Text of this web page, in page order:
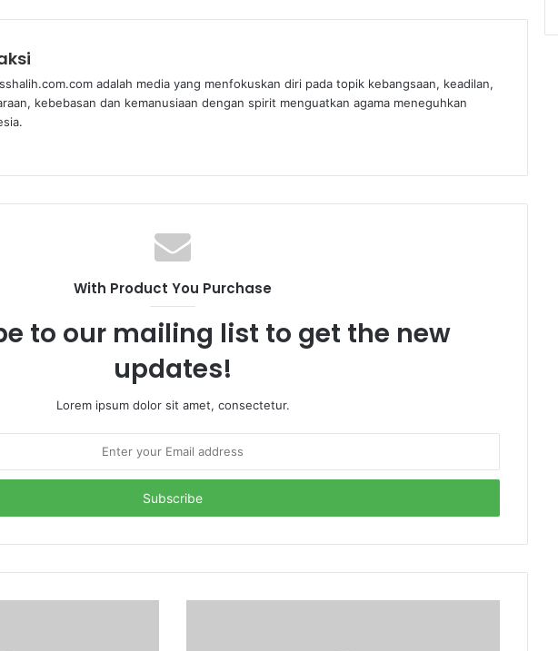
adalah media yang menfokuskan diri pada topik kebangsaan, keadilan,
kebebasan dan kemanusiaan dengan spirit menguatkan agama meneguhkan
With Product You Purchase
to our mailing list to get the new
updates!
Lorem ipsum dolor sit amet, consectetur.